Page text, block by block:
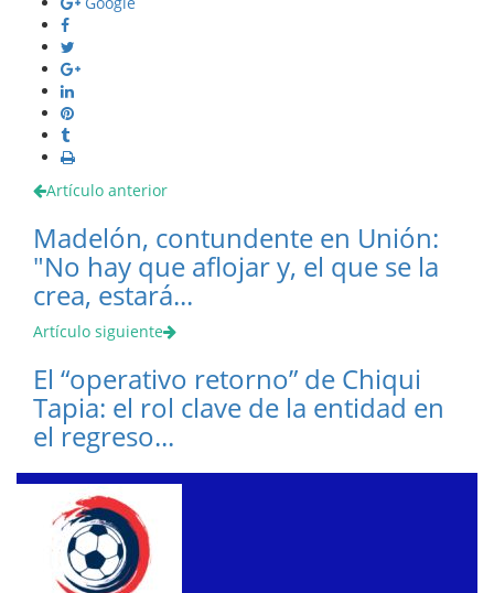
Artículo anterior
Madelón, contundente en Unión:
"No hay que aflojar y, el que se la
crea, estará...
Artículo siguiente
El “operativo retorno” de Chiqui
Tapia: el rol clave de la entidad en
el regreso...